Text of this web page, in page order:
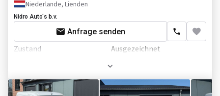
Niederlande, Lienden
Nidro Auto's b.v.
Anfrage senden
Zustand
Ausgezeichnet
16.03.2020
Leergewicht
6425 kg